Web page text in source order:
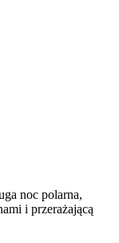
noc polarna,
i przerażającą